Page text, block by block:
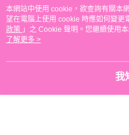
熱門標籤
熱銷排行
本網站中使用 cookie，欲查詢有關本
望在電腦上使用 cookie 時應如何變更
政策 」之 Cookie 聲明。您繼續使用
條款之 Cookie 聲明使用 cookie。
了解更多 >
我